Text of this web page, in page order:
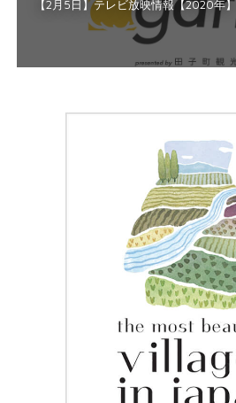
【2月5日】テレビ放映情報【2020年】